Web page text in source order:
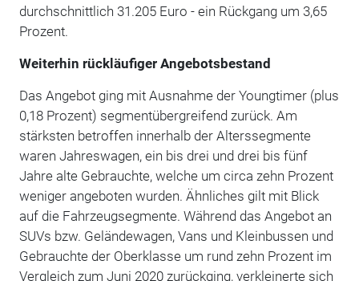
durchschnittlich 31.205 Euro - ein Rückgang um 3,65
Prozent.
Weiterhin rückläufiger Angebotsbestand
Das Angebot ging mit Ausnahme der Youngtimer (plus
0,18 Prozent) segmentübergreifend zurück. Am
stärksten betroffen innerhalb der Alterssegmente
waren Jahreswagen, ein bis drei und drei bis fünf
Jahre alte Gebrauchte, welche um circa zehn Prozent
weniger angeboten wurden. Ähnliches gilt mit Blick
auf die Fahrzeugsegmente. Während das Angebot an
SUVs bzw. Geländewagen, Vans und Kleinbussen und
Gebrauchte der Oberklasse um rund zehn Prozent im
Vergleich zum Juni 2020 zurückging, verkleinerte sich